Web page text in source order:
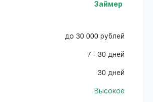
Займер
до 30 000 рублей
7 - 30 дней
30 дней
Высокое